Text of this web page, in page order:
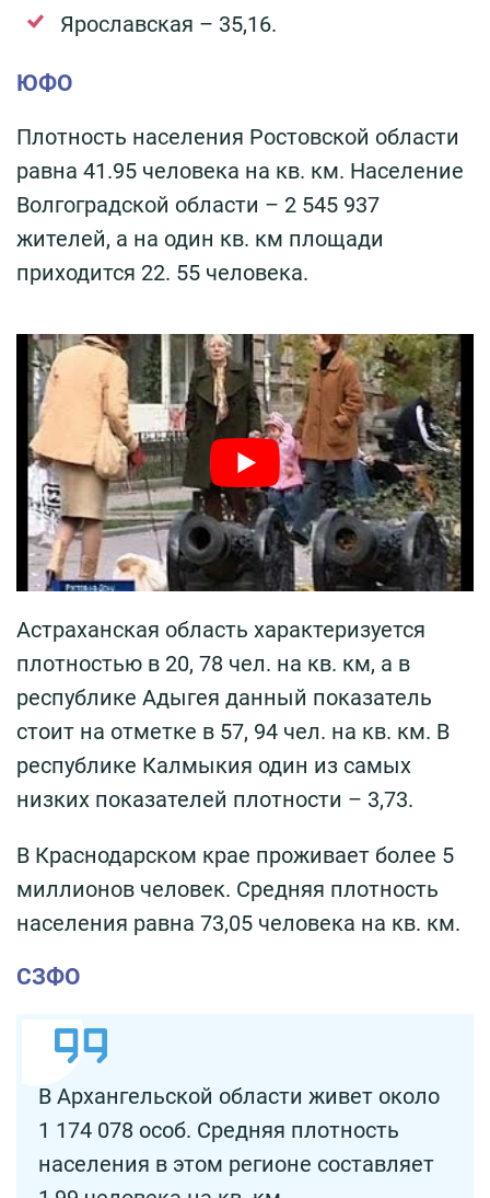
Ярославская – 35,16.
ЮФО
Плотность населения Ростовской области
равна 41.95 человека на кв. км. Население
Волгоградской области – 2 545 937
жителей, а на один кв. км площади
приходится 22. 55 человека.
Астраханская область характеризуется
плотностью в 20, 78 чел. на кв. км, а в
республике Адыгея данный показатель
стоит на отметке в 57, 94 чел. на кв. км. В
республике Калмыкия один из самых
низких показателей плотности – 3,73.
В Краснодарском крае проживает более 5
миллионов человек. Средняя плотность
населения равна 73,05 человека на кв. км.
СЗФО
В Архангельской области живет около
1 174 078 особ. Средняя плотность
населения в этом регионе составляет